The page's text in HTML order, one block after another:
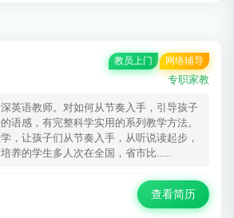
教员上门 网络辅导
专职家教
英语教师。对如何从节奏入手，引导孩子
语感，有完整科学实用的系列教学方法。
，让孩子们从节奏入手，从听说读起步，
养的学生多人次在全国，省市比......
查看简历